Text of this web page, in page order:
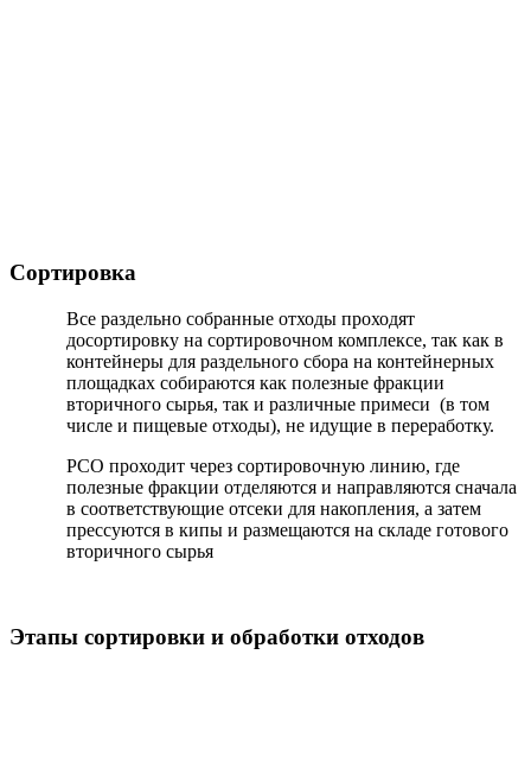
Сортировка
Все раздельно собранные отходы проходят
досортировку на сортировочном комплексе, так как в
контейнеры для раздельного сбора на контейнерных
площадках собираются как полезные фракции
вторичного сырья, так и различные примеси (в том
числе и пищевые отходы), не идущие в переработку.
РСО проходит через сортировочную линию, где
полезные фракции отделяются и направляются сначала
в соответствующие отсеки для накопления, а затем
прессуются в кипы и размещаются на складе готового
вторичного сырья
Этапы сортировки и обработки отходов